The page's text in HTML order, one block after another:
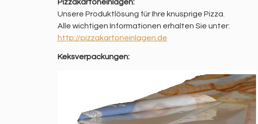
Pizzakartoneinlagen:
Unsere Produktlösung für Ihre knusprige Pizza.
Alle wichtigen Informationen erhalten Sie unter:
http://pizzakartoneinlagen.de
Keksverpackungen: